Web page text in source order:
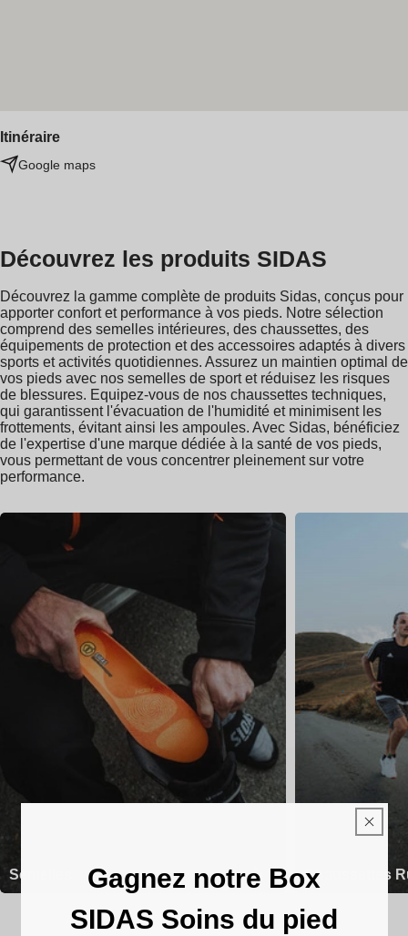
Itinéraire
Google maps
Découvrez les produits SIDAS
Découvrez la gamme complète de produits Sidas, conçus pour
apporter confort et performance à vos pieds. Notre sélection
comprend des semelles intérieures, des chaussettes, des
équipements de protection et des accessoires adaptés à divers
sports et activités quotidiennes. Assurez un maintien optimal de
vos pieds avec nos semelles de sport et réduisez les risques
de blessures. Equipez-vous de nos chaussettes techniques,
qui garantissent l'évacuation de l'humidité et minimisent les
frottements, évitant ainsi les ampoules. Avec Sidas, bénéficiez
de l'expertise d'une marque dédiée à la santé de vos pieds,
vous permettant de vous concentrer pleinement sur votre
performance.
Semelles Chaussettes
Gagnez notre Box
SIDAS Soins du pied